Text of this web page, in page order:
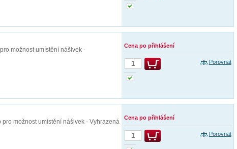
možnost umístění nášivek -
Cena po přihlášení
Porovnat
možnost umístění nášivek - Vyhrazená
Cena po přihlášení
Porovnat